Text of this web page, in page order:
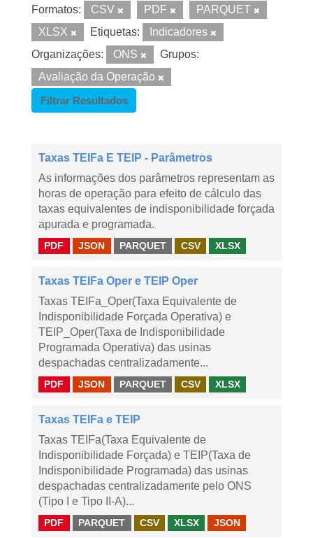
Formatos: CSV PDF
PARQUET
XLSX
Etiquetas:
Indicadores
Organizações:
ONS
Grupos:
Avaliação da Operação
Filtrar Resultados
Taxas TEIFa E TEIP - Parâmetros
As informações dos parâmetros representam as
horas de operação para efeito de cálculo das
taxas equivalentes de indisponibilidade forçada
apurada e programada.
PDF JSON PARQUET CSV XLSX
Taxas TEIFa Oper e TEIP Oper
Taxas TEIFa_Oper(Taxa Equivalente de
Indisponibilidade Forçada Operativa) e
TEIP_Oper(Taxa de Indisponibilidade
Programada Operativa) das usinas
despachadas centralizadamente...
PDF JSON PARQUET CSV XLSX
Taxas TEIFa e TEIP
Taxas TEIFa(Taxa Equivalente de
Indisponibilidade Forçada) e TEIP(Taxa de
Indisponibilidade Programada) das usinas
despachadas centralizadamente pelo ONS
(Tipo I e Tipo II-A)...
PDF PARQUET CSV XLSX JSON